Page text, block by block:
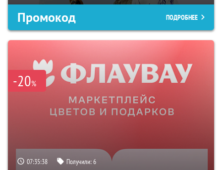
Промокод ПОДРОБНЕЕ
-20%
07:35:37 Получили:6